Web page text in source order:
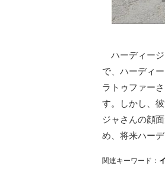
ハーディージ
で、ハーディ
ラトゥファー
す。しかし、
ジャさんの顔
め、将来ハー
関連キーワード：